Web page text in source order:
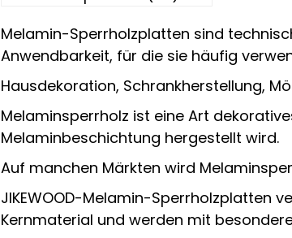
Melamin-Sperrholzplatten sind
Anwendbarkeit, für die sie häufig
Hausdekoration, Schrankherstellung,
Melaminsperrholz ist eine Art
Melaminbeschichtung hergestellt wird.
Auf manchen Märkten wird
JIKEWOOD-Melamin-Sperrholzplatten
Kernmaterial und werden mit